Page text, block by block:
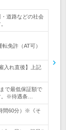
・道路などの社会
免許（AT可）
入れ直後】上記
で最低保証額で
。※待遇条…
間60分）※《そ